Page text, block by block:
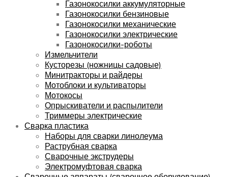
Газонокосилки аккумуляторные
Газонокосилки бензиновые
Газонокосилки механические
Газонокосилки электрические
Газонокосилки-роботы
Измельчители
Кусторезы (ножницы садовые)
Минитракторы и райдеры
Мотоблоки и культиваторы
Мотокосы
Опрыскиватели и распылители
Триммеры электрические
Сварка пластика
Наборы для сварки линолеума
Раструбная сварка
Сварочные экструдеры
Электромуфтовая сварка